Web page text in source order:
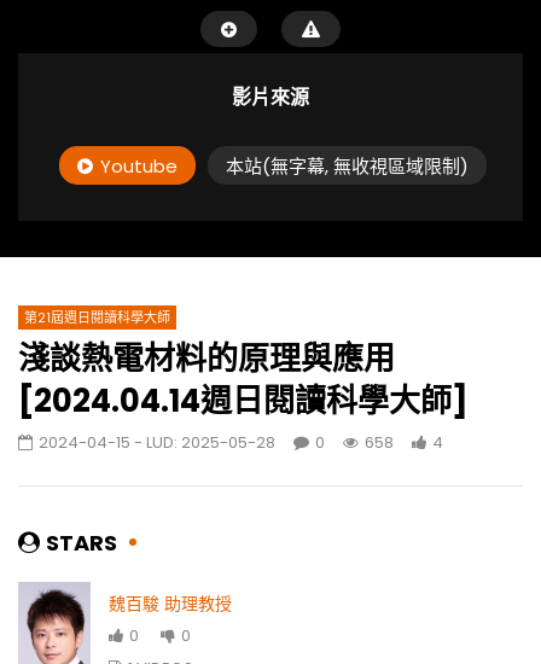
影片來源
Youtube 本站(無字幕, 無收視區域限制)
第21屆週日閱讀科學大師
淺談熱電材料的原理與應用
[2024.04.14週日閱讀科學大師]
2024-04-15 - LUD: 2025-05-28 0 658 4
STARS
魏百駿 助理教授
0
0